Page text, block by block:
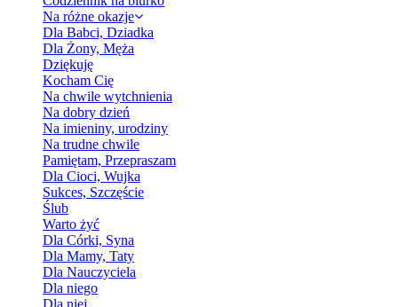
Na różne okazje
Dla Babci, Dziadka
Dla Żony, Męża
Dziękuję
Kocham Cię
Na chwile wytchnienia
Na dobry dzień
Na imieniny, urodziny
Na trudne chwile
Pamiętam, Przepraszam
Dla Cioci, Wujka
Sukces, Szczęście
Ślub
Warto żyć
Dla Córki, Syna
Dla Mamy, Taty
Dla Nauczyciela
Dla niego
Dla niej